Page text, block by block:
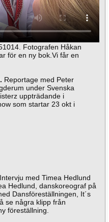
Fotografen Håkan
för en ny bok.Vi får en
Reportage med Peter
under Svenska
uppträdande i
som startar 23 okt i
Intervju med Timea Hedlund
Hedlund, danskoreograf på
Dansföreställningen, It´s
se några klipp från
föreställning.